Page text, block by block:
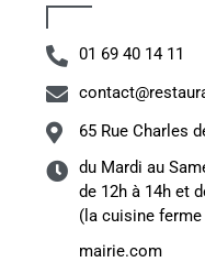
01 69 40 14 11
65 Rue Charles
du Mardi au
de 12h à 14h et
(la cuisine
mairie.com